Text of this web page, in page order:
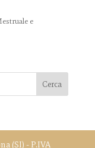
e
(SI) - P.IVA